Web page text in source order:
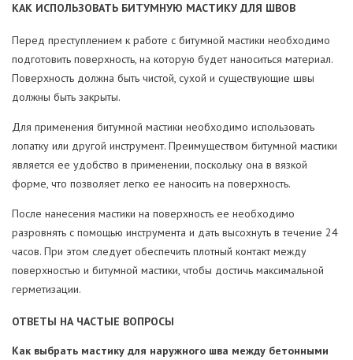
КАК ИСПОЛЬЗОВАТЬ БИТУМНУЮ МАСТИКУ ДЛЯ ШВОВ
Перед преступлением к работе с битумной мастики необходимо
подготовить поверхность, на которую будет наноситься материал.
Поверхность должна быть чистой, сухой и существующие швы
должны быть закрыты.
Для применения битумной мастики необходимо использовать
лопатку или другой инструмент. Преимуществом битумной мастики
является ее удобство в применении, поскольку она в вязкой
форме, что позволяет легко ее наносить на поверхность.
После нанесения мастики на поверхность ее необходимо
разровнять с помощью инструмента и дать высохнуть в течение 24
часов. При этом следует обеспечить плотный контакт между
поверхностью и битумной мастики, чтобы достичь максимальной
герметизации.
ОТВЕТЫ НА ЧАСТЫЕ ВОПРОСЫ
Как выбрать мастику для наружного шва между бетонными